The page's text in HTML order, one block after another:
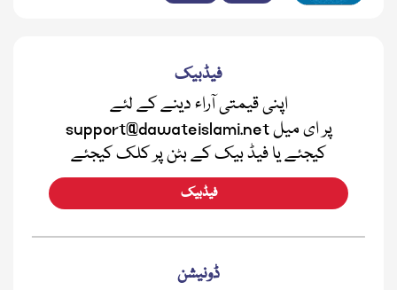
فیڈبیک
اپنی قیمتی آراء دینے کے لئے
support@dawateislami.net پر ای میل
کیجئے یا فیڈ بیک کے بٹن پر کلک کیجئے
فیڈبیک
ڈونیشن